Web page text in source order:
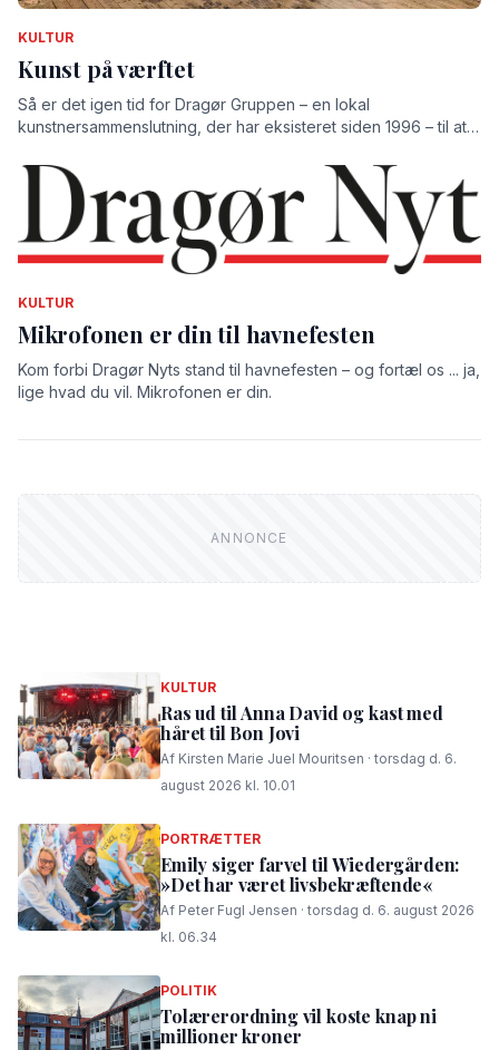
KULTUR
Kunst på værftet
Så er det igen tid for Dragør Gruppen – en lokal
kunstnersammenslutning, der har eksisteret siden 1996 – til at
KULTUR
Mikrofonen er din til havnefesten
Kom forbi Dragør Nyts stand til havnefesten – og fortæl os ... ja,
lige hvad du vil. Mikrofonen er din.
KULTUR
Ras ud til Anna David og kast med
håret til Bon Jovi
Af Kirsten Marie Juel Mouritsen · torsdag d. 6.
august 2026 kl. 10.01
PORTRÆTTER
Emily siger farvel til Wiedergården:
»Det har været livsbekræftende«
Af Peter Fugl Jensen · torsdag d. 6. august 2026
kl. 06.34
POLITIK
Tolærerordning vil koste knap ni
millioner kroner